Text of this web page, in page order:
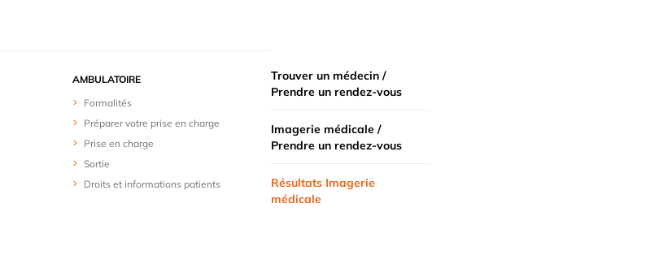
AMBULATOIRE
Formalités
Préparer votre prise en charge
Prise en charge
Sortie
Droits et informations patients
Trouver un médecin /
Prendre un rendez-vous
Imagerie médicale /
Prendre un rendez-vous
Résultats Imagerie
médicale